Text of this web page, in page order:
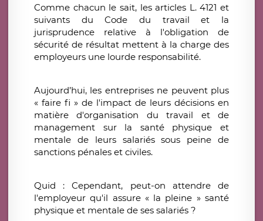
Comme chacun le sait, les articles L. 4121 et
suivants du Code du travail et la
jurisprudence relative à l'obligation de
sécurité de résultat mettent à la charge des
employeurs une lourde responsabilité.
Aujourd’hui, les entreprises ne peuvent plus
« faire fi » de l'impact de leurs décisions en
matière d'organisation du travail et de
management sur la santé physique et
mentale de leurs salariés sous peine de
sanctions pénales et civiles.
Quid : Cependant, peut-on attendre de
l'employeur qu'il assure « la pleine » santé
physique et mentale de ses salariés ?